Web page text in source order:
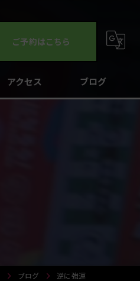
ご予約はこちら
アクセス ブログ
ブログ 逆に強運